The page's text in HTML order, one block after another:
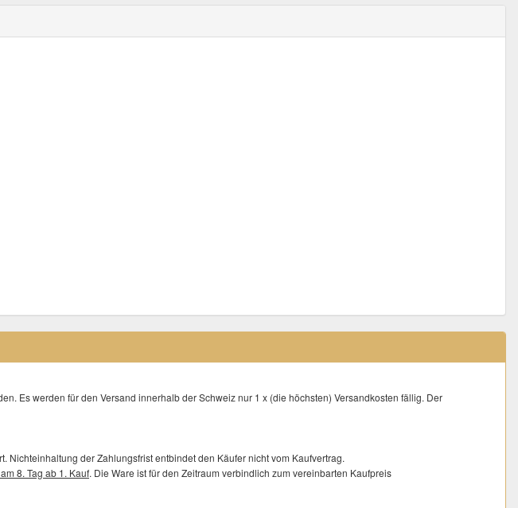
Es werden für den Versand innerhalb der Schweiz nur 1 x (die höchsten) Versandkosten fällig. Der
Nichteinhaltung der Zahlungsfrist entbindet den Käufer nicht vom Kaufvertrag.
8. Tag ab 1. Kauf. Die Ware ist für den Zeitraum verbindlich zum vereinbarten Kaufpreis